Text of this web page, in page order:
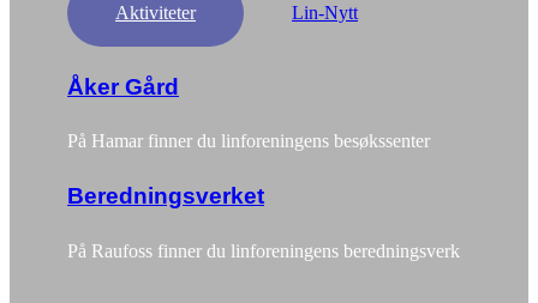
Aktiviteter Lin-Nytt
Åker Gård
På Hamar finner du linforeningens besøkssenter
Beredningsverket
På Raufoss finner du linforeningens beredningsverk